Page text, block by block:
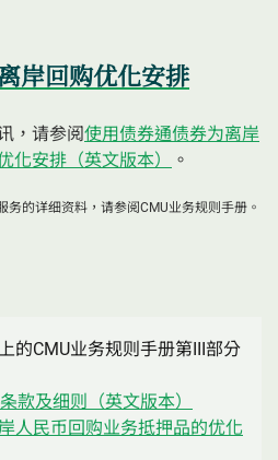
岸回购优化安排
，请参阅使用债券通债券为离岸
化安排（英文版本）
。
的详细资料，请参阅CMU业务规则手册。
的CMU业务规则手册第III部分
款及细则（英文版本）
人民币回购业务抵押品的优化